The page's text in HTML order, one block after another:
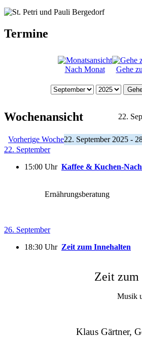
Termine
Nach Monat Gehe
Wochenansicht 22.
Vorherige Woche22. September 2025 -
22. September
15:00 Uhr Kaffee & Kuchen-
Ernährungsberatung
26. September
18:30 Uhr Zeit zum Innehalten
Zeit zum
Musik
Klaus Gärtner,